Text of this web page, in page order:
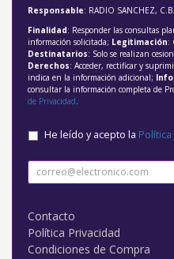
Responsable: RADIO SANCHEZ, C.B.
Finalidad: Responder las consultas
información solicitada; Legitimación:
Destinatarios: Solo se realizan
Derechos: Acceder, rectificar y
indica en la información adicional;
consultar la información completa de
de Privacidad
He leído y acepto la
Contacto
Política Privacidad
Condiciones de Compra